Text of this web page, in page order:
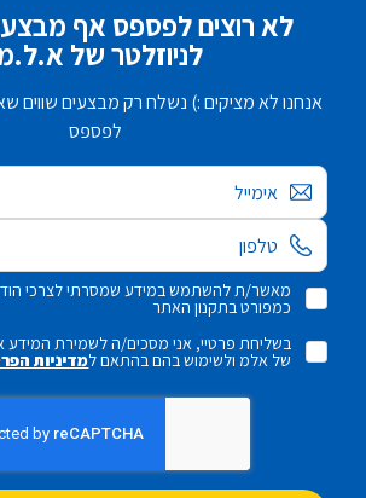
לא רוצים לפספס אף
לניוזלטר של
אנחנו לא מציקים :) נשלח רק מבצעים שווים
לפספס
אימייל
מאשר/ת להשתמש במידע שמסרתי לצרכי
כמפורט בתקנון האתר
בשליחת פרטיי, אני מסכים/ה לשמירת המידע
של אלמ ולשימוש בהם בהתאם למדיניות